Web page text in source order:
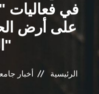
في فعاليات
على أرض
الصعيد"
الرئيسية أخبار